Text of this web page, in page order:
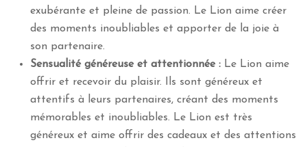
exubérante et pleine de passion. Le Lion aime créer
des moments inoubliables et apporter de la joie à
son partenaire.
Sensualité généreuse et attentionnée : Le Lion aime
offrir et recevoir du plaisir. Ils sont généreux et
attentifs à leurs partenaires, créant des moments
mémorables et inoubliables. Le Lion est très
généreux et aime offrir des cadeaux et des attentions